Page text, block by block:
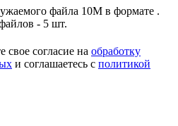
файла 10M в формате .
- 5 шт.
согласие на обработку
и соглашаетесь с политикой